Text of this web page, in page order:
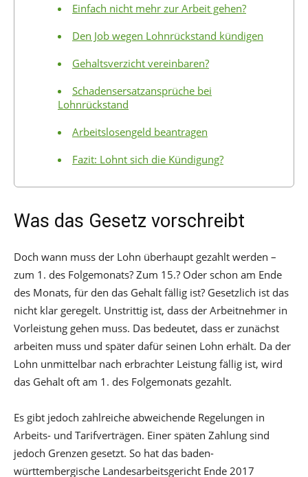
Einfach nicht mehr zur Arbeit gehen?
Den Job wegen Lohnrückstand kündigen
Gehaltsverzicht vereinbaren?
Schadensersatzansprüche bei
Lohnrückstand
Arbeitslosengeld beantragen
Fazit: Lohnt sich die Kündigung?
Was das Gesetz vorschreibt
Doch wann muss der Lohn überhaupt gezahlt werden –
zum 1. des Folgemonats? Zum 15.? Oder schon am Ende
des Monats, für den das Gehalt fällig ist? Gesetzlich ist das
nicht klar geregelt. Unstrittig ist, dass der Arbeitnehmer in
Vorleistung gehen muss. Das bedeutet, dass er zunächst
arbeiten muss und später dafür seinen Lohn erhält. Da der
Lohn unmittelbar nach erbrachter Leistung fällig ist, wird
das Gehalt oft am 1. des Folgemonats gezahlt.
Es gibt jedoch zahlreiche abweichende Regelungen in
Arbeits- und Tarifverträgen. Einer späten Zahlung sind
jedoch Grenzen gesetzt. So hat das baden-
württembergische Landesarbeitsgericht Ende 2017